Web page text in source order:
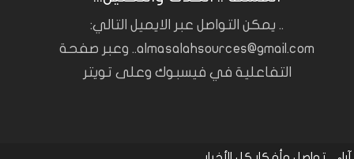
.. يمكن التواصل عبر الايميل التالي:
almasalahsources@gmail.com.. وعبر صفحة
التفاعلية في فيسبوك وعلى تويتر